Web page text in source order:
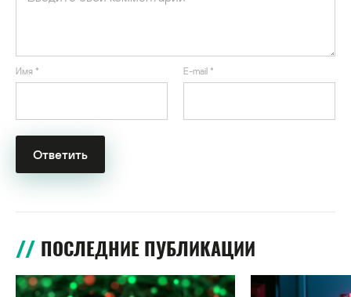
Имя * E-mail *
ПОСЛЕДНИЕ ПУБЛИКАЦИИ